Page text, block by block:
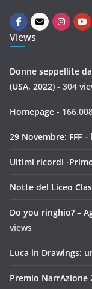
Views
Donne seppellite
(USA, 2022) - 304
Homepage -
29 Novembre: FFF
Ultimi ricordi -
Notte del Liceo
Do you ringhio? –
views
Luca in Drawings:
Premio NarrAzione